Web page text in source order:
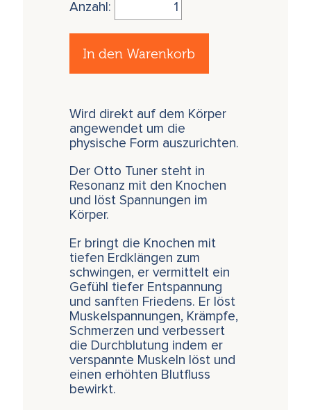
Anzahl:
In den Warenkorb
Wird direkt auf dem Körper
angewendet um die
physische Form auszurichten.
Der Otto Tuner steht in
Resonanz mit den Knochen
und löst Spannungen im
Körper.
Er bringt die Knochen mit
tiefen Erdklängen zum
schwingen, er vermittelt ein
Gefühl tiefer Entspannung
und sanften Friedens. Er löst
Muskelspannungen, Krämpfe,
Schmerzen und verbessert
die Durchblutung indem er
verspannte Muskeln löst und
einen erhöhten Blutfluss
bewirkt.